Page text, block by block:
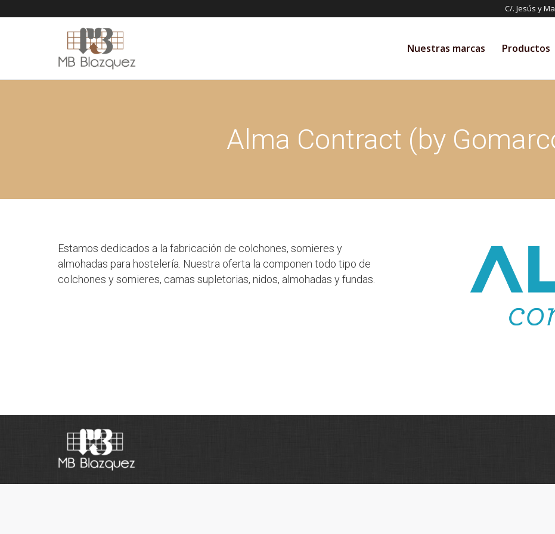
C/. Jesús y
Nuestras marcas Productos
Alma Contract (by
Estamos dedicados a la fabricación de colchones, somieres y
almohadas para hostelería. Nuestra oferta la componen todo tipo de
colchones y somieres, camas supletorias, nidos, almohadas y fundas.